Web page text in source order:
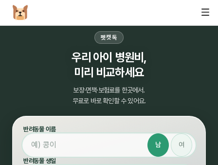
펫캣독
우리 아이 병원비,
미리 비교하세요
보장·면책·보험료를 한곳에서.
무료로 바로 확인할 수 있어요.
반려동물 이름
남 여
반려동물 생일